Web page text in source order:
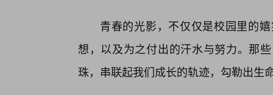
青春的光影，不仅仅是校园里的
想，以及为之付出的汗水与努力。那
珠，串联起我们成长的轨迹，勾勒出生